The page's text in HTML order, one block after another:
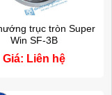
trục tròn Super
Win SF-3B
Giá: Liên hệ